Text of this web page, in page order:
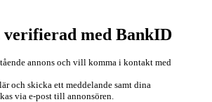
med BankID
annons och vill komma i kontakt med
och skicka ett meddelande samt dina
via e-post till annonsören.